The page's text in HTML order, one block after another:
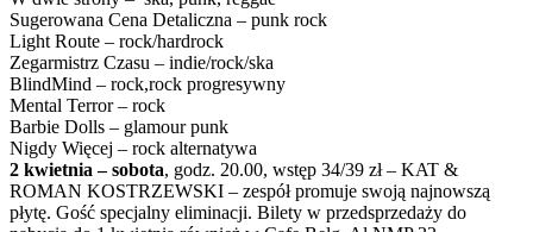
Sugerowana Cena Detaliczna – punk rock
Light Route – rock/hardrock
Zegarmistrz Czasu – indie/rock/ska
BlindMind – rock,rock progresywny
Mental Terror – rock
Barbie Dolls – glamour punk
Nigdy Więcej – rock alternatywa
2 kwietnia – sobota, godz. 20.00, wstęp 34/39 zł – KAT &
ROMAN KOSTRZEWSKI – zespół promuje swoją najnowszą
płytę. Gość specjalny eliminacji. Bilety w przedsprzedaży do